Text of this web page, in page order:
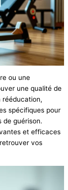
ou une
une qualité de
rééducation,
spécifiques pour
de guérison.
et efficaces
vos